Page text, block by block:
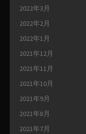
2022年3月
2022年2月
2022年1月
2021年12月
2021年11月
2021年10月
2021年9月
2021年8月
2021年7月